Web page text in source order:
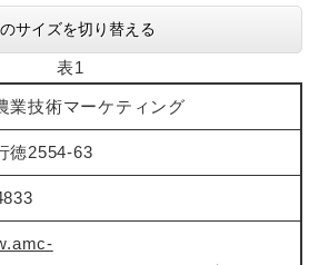
サイズを切り替える
表1
業技術マーケティング
徳2554-63